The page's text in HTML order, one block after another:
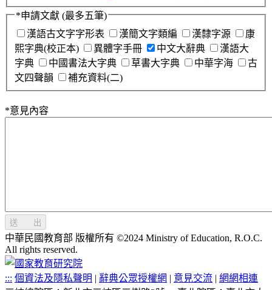
*申請文獻 (最多五筆)
漢語古文字字形表
漢簡文字類編 漢隸字源
康
熙字典(校正本)
異體字手冊 中文大辭典
漢語大
字典
中國書法大字典 草書大字典 中華字海
古
文四聲韻
補充資料(二)
*意見內容
送 出
中華民國教育部 版權所有 ©2024 Ministry of Education, R.O.C.
All rights reserved.
::: 個資法及隱私聲明 | 辭典公眾授權網 | 意見交流 | 網網相連